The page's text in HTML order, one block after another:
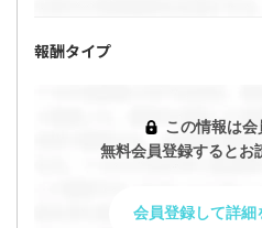
「【JET(節水コマ)の営
委託、副業におすすめ
報酬タイプ
この情報は会
無料会員登録するとお
会員登録して詳細